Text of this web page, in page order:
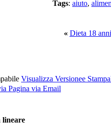
Tags: aiuto,
« Dieta 18
Visualizza Versionee
Pagina via Email
lineare